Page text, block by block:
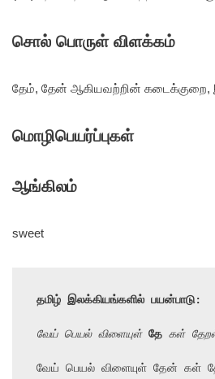
சொல் பொருள் விளக்கம்
தேம், தேன் ஆகியவற்றின் கடைக்குறை,
மொழிபெயர்ப்புகள்
ஆங்கிலம்
sweet
தமிழ் இலக்கியங்களில் பயன்பாடு:
வேய் பெயல் விளையுள் தே கள்
வேய் பெயல் விளையுள் தேன் கள்